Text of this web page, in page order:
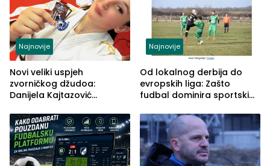
Najnovije
Novi veliki uspjeh
zvorničkog džudoa:
Danijela Kajtazović
seniorskoj konkurenciji
Najnovije
Od lokalnog derbija do
evropskih liga: Zašto
fudbal dominira sportskim